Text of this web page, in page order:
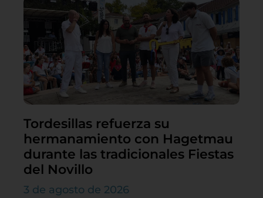
Tordesillas refuerza su
hermanamiento con Hagetmau
durante las tradicionales Fiestas
del Novillo
3 de agosto de 2026